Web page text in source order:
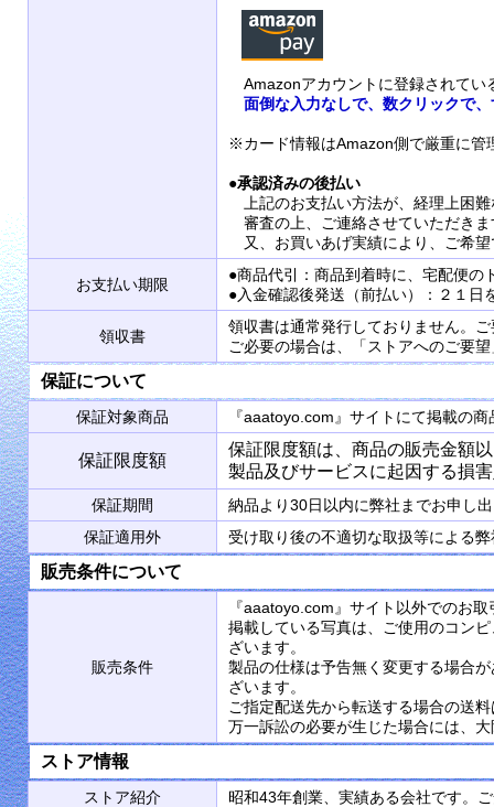
Amazonアカウントに登録されてい
面倒な入力なしで、数クリックで
※カード情報はAmazon側で厳重に管
●承認済みの後払い
上記のお支払い方法が、経理上困
審査の上、ご連絡させていただきま
又、お買いあげ実績により、ご希
お支払い期限
●商品代引：商品到着時に、宅配便の
●入金確認後発送（前払い）：２１日
領収書
領収書は通常発行しておりません。
ご必要の場合は、「ストアへのご要
保証について
保証対象商品 『aaatoyo.com』サイトにて掲載の
保証限度額
保証限度額は、商品の販売金額
製品及びサービスに起因する損
保証期間
納品より30日以内に弊社までお申し
保証適用外
受け取り後の不適切な取扱等による
販売条件について
販売条件
『aaatoyo.com』サイト以外でのお
掲載している写真は、ご使用のコン
ざいます。
製品の仕様は予告無く変更する場合
ざいます。
ご指定配送先から転送する場合の送
万一訴訟の必要が生じた場合には、
ストア情報
ストア紹介
昭和43年創業、実績ある会社です。